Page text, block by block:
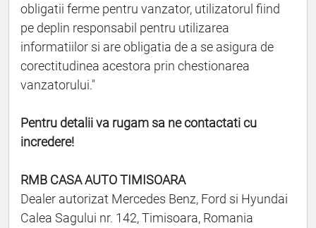
obligatii ferme pentru vanzator, utilizatorul fiind
pe deplin responsabil pentru utilizarea
informatiilor si are obligatia de a se asigura de
corectitudinea acestora prin chestionarea
vanzatorului."
Pentru detalii va rugam sa ne contactati cu
incredere!
RMB CASA AUTO TIMISOARA
Dealer autorizat Mercedes Benz, Ford si Hyundai
Calea Sagului nr. 142, Timisoara, Romania